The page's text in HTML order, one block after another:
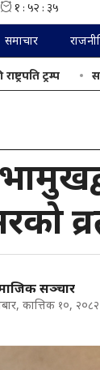
समाचार
सरकारका
सञ्चार
कात्तिक १०, २०८२